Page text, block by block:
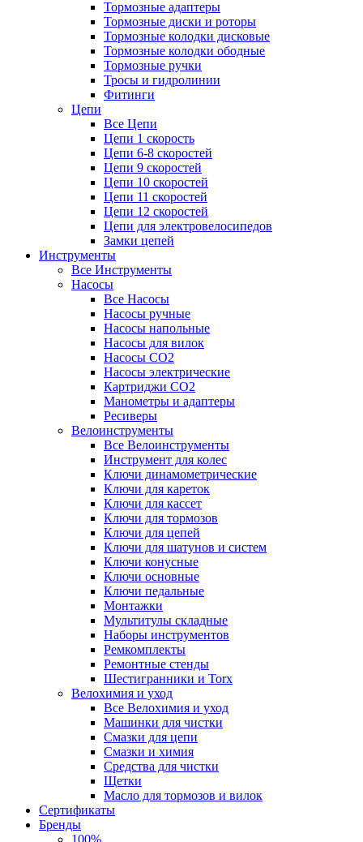
Тормозные адаптеры
Тормозные диски и роторы
Тормозные колодки дисковые
Тормозные колодки ободные
Тормозные ручки
Тросы и гидролинии
Фитинги
Цепи
Все Цепи
Цепи 1 скорость
Цепи 6-8 скоростей
Цепи 9 скоростей
Цепи 10 скоростей
Цепи 11 скоростей
Цепи 12 скоростей
Цепи для электровелосипедов
Замки цепей
Инструменты
Все Инструменты
Насосы
Все Насосы
Насосы ручные
Насосы напольные
Насосы для вилок
Насосы CO2
Насосы электрические
Картриджи CO2
Манометры и адаптеры
Ресиверы
Велоинструменты
Все Велоинструменты
Инструмент для колес
Ключи динамометрические
Ключи для кареток
Ключи для кассет
Ключи для тормозов
Ключи для цепей
Ключи для шатунов и систем
Ключи конусные
Ключи основные
Ключи педальные
Монтажки
Мультитулы складные
Наборы инструментов
Ремкомплекты
Ремонтные стенды
Шестигранники и Torx
Велохимия и уход
Все Велохимия и уход
Машинки для чистки
Смазки для цепи
Смазки и химия
Средства для чистки
Щетки
Масло для тормозов и вилок
Сертификаты
Бренды
100%